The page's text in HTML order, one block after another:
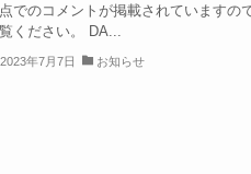
でのコメントが掲載されていますの
ください。 DA...
2023年7月7日 お知らせ